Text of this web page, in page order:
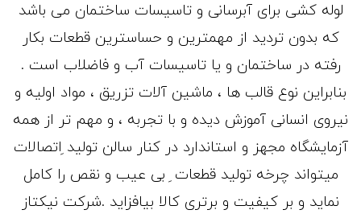
لوله کشی برای آبرسانی و تاسیسات ساختمان می باشد
که بدون تردید از مهمترین و حساسترین قطعات بکار
رفته در ساختمان و یا تاسیسات آب و فاضلاب است .
بنابراین نوع قالب ها ، ماشین آلات تزریق ، مواد اولیه و
نیروی انسانی آموزش دیده و با تجربه ، و مهم تر از همه
آزمایشگاه مجهز و استاندارد در کنار سالن تولید ِاتصالات
میتواند چرخه تولید قطعات ِ بی عیب و نقص را کامل
نماید و بر کیفیت و برتری کالا بیافزاید .شرکت نیکتاز